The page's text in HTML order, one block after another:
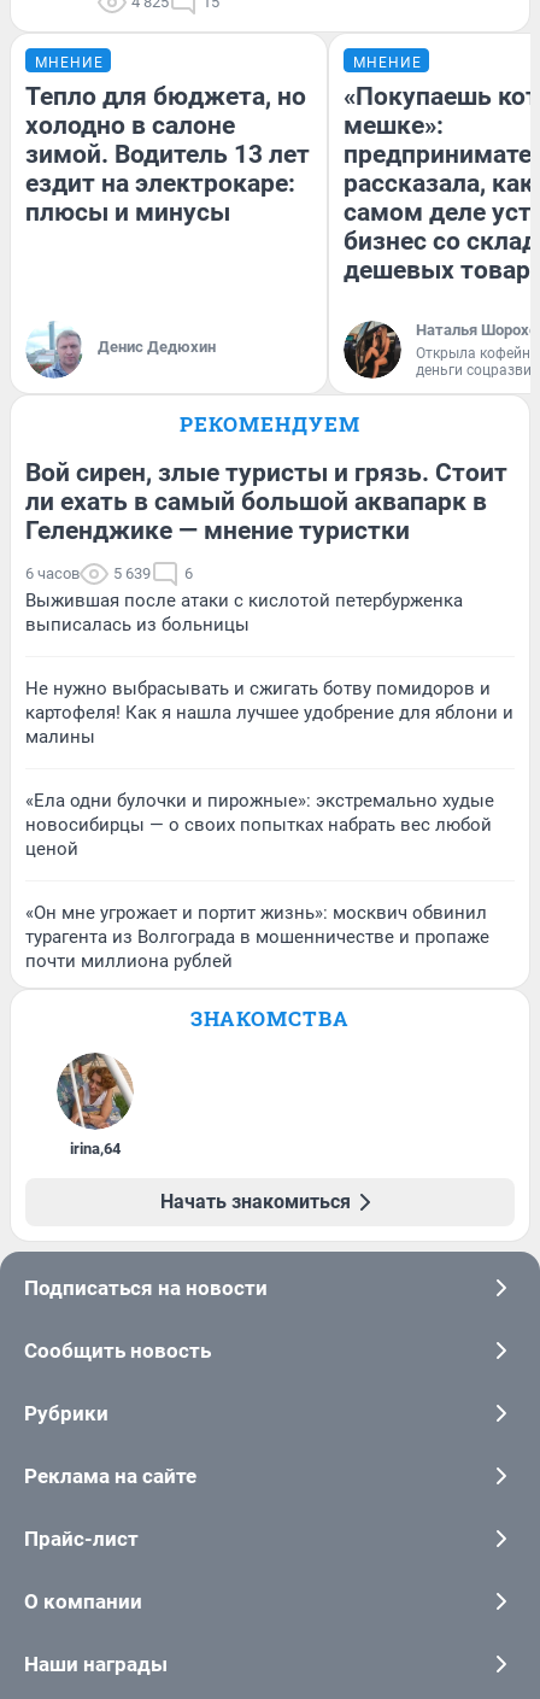
МНЕНИЕ
Тепло для бюджета, но
холодно в салоне
зимой. Водитель 13 лет
ездит на электрокаре:
плюсы и минусы
Денис Дедюхин
МНЕНИЕ
«Покупаешь
мешке»:
рассказала, как
самом деле
бизнес со
дешевых
Наталья
Открыла
деньги
РЕКОМЕНДУЕМ
Вой сирен, злые туристы и грязь. Стоит
ли ехать в самый большой аквапарк в
Геленджике — мнение туристки
6 часов 5 639 6
Выжившая после атаки с кислотой петербурженка
выписалась из больницы
Не нужно выбрасывать и сжигать ботву помидоров и
картофеля! Как я нашла лучшее удобрение для яблони и
малины
«Ела одни булочки и пирожные»: экстремально худые
новосибирцы — о своих попытках набрать вес любой
ценой
«Он мне угрожает и портит жизнь»: москвич обвинил
турагента из Волгограда в мошенничестве и пропаже
почти миллиона рублей
ЗНАКОМСТВА
irina,64
Начать знакомиться
Подписаться на новости
Сообщить новость
Рубрики
Реклама на сайте
Прайс-лист
О компании
Наши награды